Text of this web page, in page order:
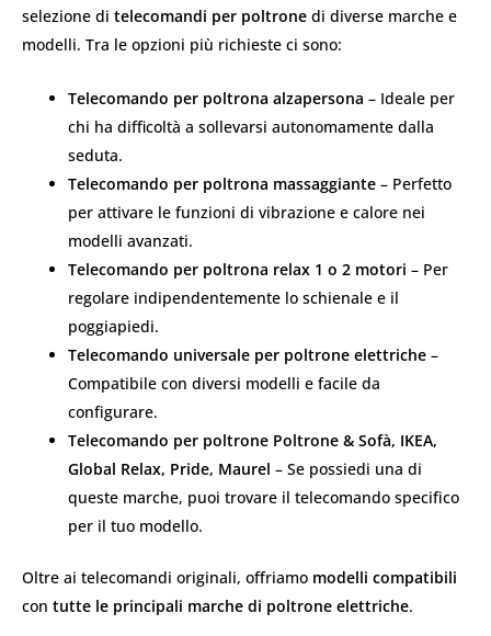
selezione di telecomandi per poltrone di diverse marche e
modelli. Tra le opzioni più richieste ci sono:
Telecomando per poltrona alzapersona – Ideale per
chi ha difficoltà a sollevarsi autonomamente dalla
seduta.
Telecomando per poltrona massaggiante – Perfetto
per attivare le funzioni di vibrazione e calore nei
modelli avanzati.
Telecomando per poltrona relax 1 o 2 motori – Per
regolare indipendentemente lo schienale e il
poggiapiedi.
Telecomando universale per poltrone elettriche –
Compatibile con diversi modelli e facile da
configurare.
Telecomando per poltrone Poltrone & Sofà, IKEA,
Global Relax, Pride, Maurel – Se possiedi una di
queste marche, puoi trovare il telecomando specifico
per il tuo modello.
Oltre ai telecomandi originali, offriamo modelli compatibili
con tutte le principali marche di poltrone elettriche.